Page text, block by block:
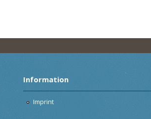
Information
Imprint